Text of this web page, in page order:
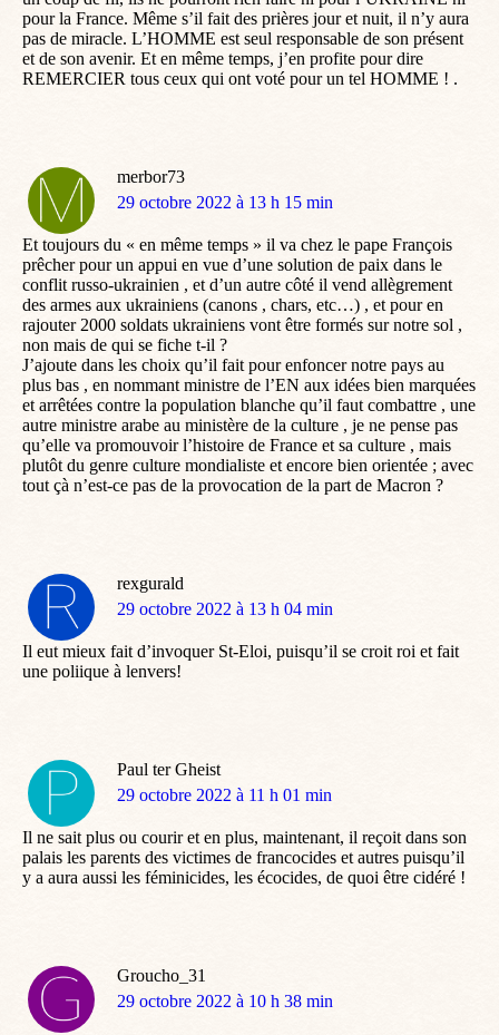
pour la France. Même s’il fait des prières jour et nuit, il n’y aura
pas de miracle. L’HOMME est seul responsable de son présent
et de son avenir. Et en même temps, j’en profite pour dire
REMERCIER tous ceux qui ont voté pour un tel HOMME ! .
merbor73
dit
29 octobre 2022 à 13 h 15 min
Et toujours du « en même temps » il va chez le pape François
prêcher pour un appui en vue d’une solution de paix dans le
conflit russo-ukrainien , et d’un autre côté il vend allègrement
des armes aux ukrainiens (canons , chars, etc…) , et pour en
rajouter 2000 soldats ukrainiens vont être formés sur notre sol ,
non mais de qui se fiche t-il ?
J’ajoute dans les choix qu’il fait pour enfoncer notre pays au
plus bas , en nommant ministre de l’EN aux idées bien marquées
et arrêtées contre la population blanche qu’il faut combattre , une
autre ministre arabe au ministère de la culture , je ne pense pas
qu’elle va promouvoir l’histoire de France et sa culture , mais
plutôt du genre culture mondialiste et encore bien orientée ; avec
tout çà n’est-ce pas de la provocation de la part de Macron ?
rexgurald
dit
29 octobre 2022 à 13 h 04 min
Il eut mieux fait d’invoquer St-Eloi, puisqu’il se croit roi et fait
une poliique à lenvers!
Paul ter Gheist
dit
29 octobre 2022 à 11 h 01 min
Il ne sait plus ou courir et en plus, maintenant, il reçoit dans son
palais les parents des victimes de francocides et autres puisqu’il
y a aura aussi les féminicides, les écocides, de quoi être cidéré !
Groucho_31
dit
29 octobre 2022 à 10 h 38 min